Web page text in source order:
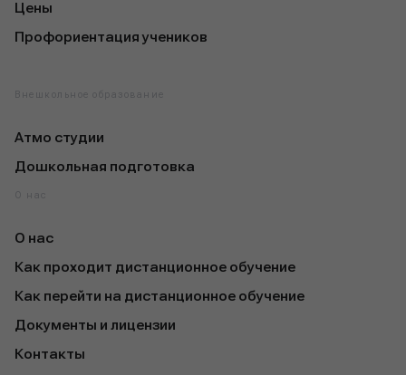
Цены
Профориентация учеников
Внешкольное образование
Атмо студии
Дошкольная подготовка
О нас
О нас
Как проходит дистанционное обучение
Как перейти на дистанционное обучение
Документы и лицензии
Контакты